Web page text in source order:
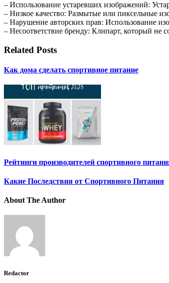
– Использование устаревших изображений:
– Низкое качество: Размытые или пиксельные
– Нарушение авторских прав: Использование
– Несоответствие бренду: Клипарт, который не
Related Posts
Как дома сделать спортивное питание
Рейтинги производителей спортивного
Какие Последствия от Спортивного Питания
About The Author
Redactor